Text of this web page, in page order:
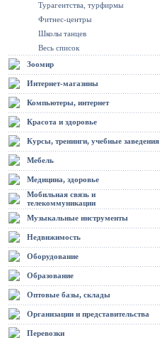
Турагентства, турфирмы
Фитнес-центры
Школы танцев
Весь список
Зоомир
Интернет-магазины
Компьютеры, интернет
Красота и здоровье
Курсы, тренинги, учебные заведения
Мебель
Медицина, здоровье
Мобильная связь и
телекоммуникации
Музыкальные инструменты
Недвижимость
Оборудование
Образование
Оптовые базы, склады
Организации и представительства
Перевозки